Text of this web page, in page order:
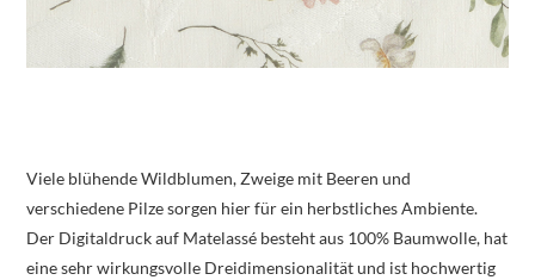
Viele blühende Wildblumen, Zweige mit Beeren und
verschiedene Pilze sorgen hier für ein herbstliches Ambiente.
Der Digitaldruck auf Matelassé besteht aus 100% Baumwolle, hat
eine sehr wirkungsvolle Dreidimensionalität und ist hochwertig